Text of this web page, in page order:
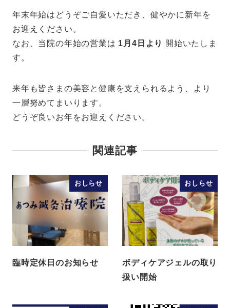
年末年始はどうぞご自愛いただき、健やかに新年を
お迎えください。
なお、当院の年始の営業は 1月4日より
開始いたしま
す。
来年も皆さまの美容と健康を支えられるよう、より
一層努めてまいります。
どうぞ良いお年をお迎えください。
関連記事
おしらせ
臨時定休日のお知らせ
おしらせ
ボディケアジェルの取り
扱い開始